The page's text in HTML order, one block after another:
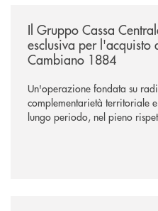
Il Gruppo Cassa
esclusiva per l'acquisto
Cambiano 1884
Un'operazione fondata su
complementarietà territoriale
lungo periodo, nel pieno
negoziazione esclusiva per